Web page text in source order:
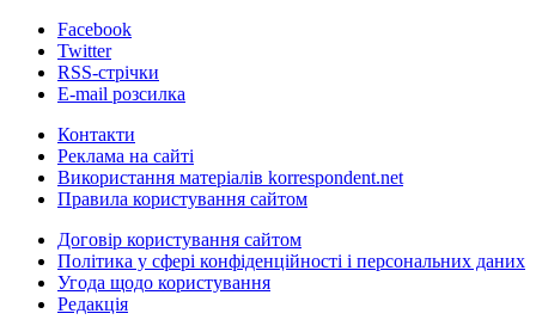
Facebook
Twitter
RSS-стрічки
E-mail розсилка
Контакти
Реклама на сайті
Використання матеріалів korrespondent.net
Правила користування сайтом
Договір користування сайтом
Політика у сфері конфіденційності і персональних даних
Угода щодо користування
Редакція